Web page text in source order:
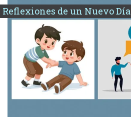
Reflexiones de un Nuevo Día